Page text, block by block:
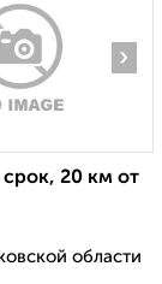
›
20 км от
области